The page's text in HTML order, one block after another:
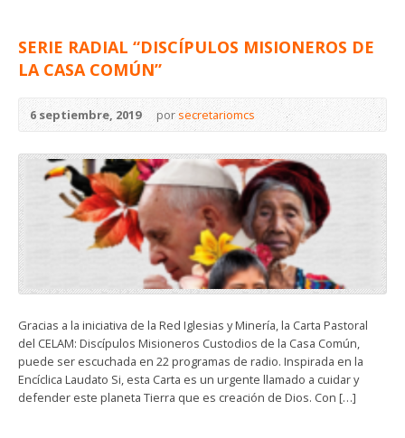
SERIE RADIAL “DISCÍPULOS MISIONEROS DE
LA CASA COMÚN”
6 septiembre, 2019 porsecretariomcs
Gracias a la iniciativa de la Red Iglesias y Minería, la Carta Pastoral
del CELAM: Discípulos Misioneros Custodios de la Casa Común,
puede ser escuchada en 22 programas de radio. Inspirada en la
Encíclica Laudato Si, esta Carta es un urgente llamado a cuidar y
defender este planeta Tierra que es creación de Dios. Con […]